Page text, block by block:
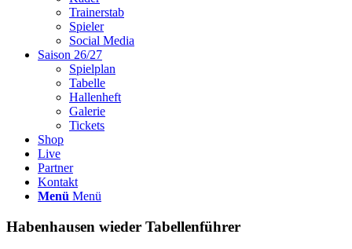
Trainerstab
Spieler
Social Media
Saison 26/27
Spielplan
Tabelle
Hallenheft
Galerie
Tickets
Shop
Live
Partner
Kontakt
Menü Menü
Habenhausen wieder Tabellenführer